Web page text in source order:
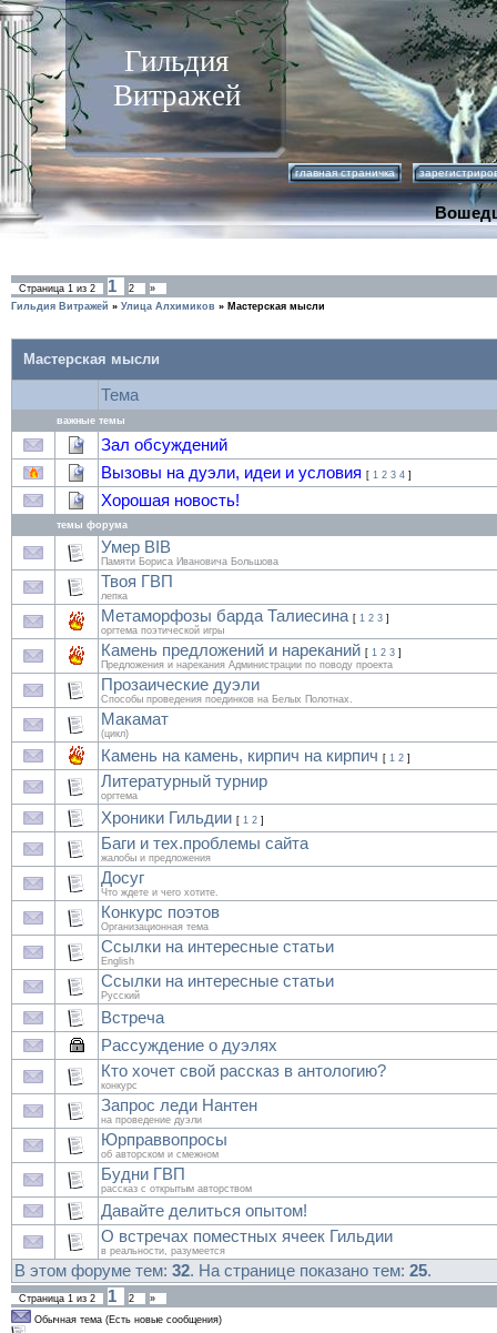
Гильдия
Витражей
главная страничка
Страница 1 из 2 1 2
»
Гильдия Витражей » Улица Алхимиков » Мастерская мысли
Мастерская мысли
Тема
важные темы
Зал обсуждений
Вызовы на дуэли, идеи и условия [ 1 2 3 4 ]
Хорошая новость!
темы форума
Умер BIB
Памяти Бориса Ивановича Большова
Твоя ГВП
лепка
Метаморфозы барда Талиесина [ 1 2 3 ]
оргтема поэтической игры
Камень предложений и нареканий [ 1 2 3 ]
Предложения и нарекания Администрации по поводу проекта
Прозаические дуэли
Способы проведения поединков на Белых Полотнах.
Макамат
(цикл)
Камень на камень, кирпич на кирпич [ 1 2 ]
Литературный турнир
оргтема
Хроники Гильдии [ 1 2 ]
Баги и тех.проблемы сайта
жалобы и предложения
Досуг
Что ждете и чего хотите.
Конкурс поэтов
Организационная тема
Ссылки на интересные статьи
English
Ссылки на интересные статьи
Русский
Встреча
Рассуждение о дуэлях
Кто хочет свой рассказ в антологию?
конкурс
Запрос леди Нантен
на проведение дуэли
Юрправвопросы
об авторском и смежном
Будни ГВП
рассказ с открытым авторством
Давайте делиться опытом!
О встречах поместных ячеек Гильдии
в реальности, разумеется
В этом форуме тем: 32. На странице показано тем: 25.
Страница 1 из 2 1 2
»
Обычная тема (Есть новые сообщения)